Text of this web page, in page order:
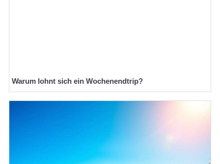
Warum lohnt sich ein Wochenendtrip?